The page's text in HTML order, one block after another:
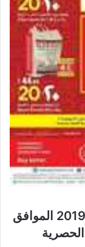
عروض لولو جدة الأسبوعية 17 يوليو 2019 الموافق